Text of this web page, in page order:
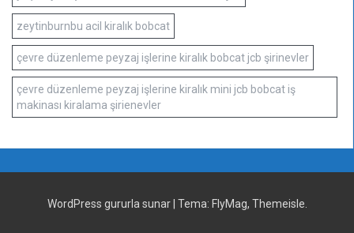
zeytinburnbu acil kiralık bobcat
çevre düzenleme peyzaj işlerine kiralık bobcat jcb şirinevler
çevre düzenleme peyzaj işlerine kiralık mini jcb bobcat iş
makinası kiralama şirienevler
WordPress gururla sunar Tema: FlyMag, Themeisle.